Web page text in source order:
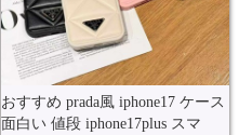
おすすめ prada風 iphone17 ケース
面白い 値段 iphone17plus スマ